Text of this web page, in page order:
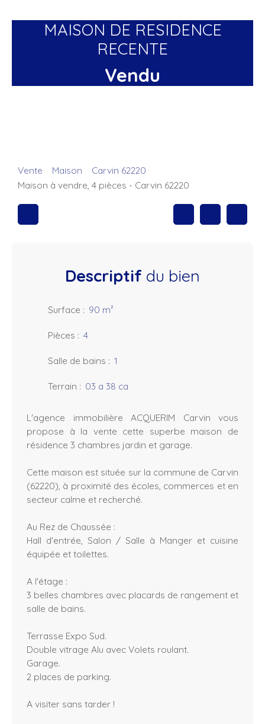
MAISON DE RESIDENCE
RECENTE
Vendu
Vente Maison
Carvin 62220
Maison à vendre, 4 pièces - Carvin 62220
Descriptif du bien
Surface : 90 m²
Pièces : 4
Salle de bains : 1
Terrain : 03 a 38 ca
L'agence immobilière ACQUERIM Carvin vous
propose à la vente cette superbe maison de
résidence 3 chambres jardin et garage.
Cette maison est située sur la commune de Carvin
(62220), à proximité des écoles, commerces et en
secteur calme et recherché.
Au Rez de Chaussée :
Hall d'entrée, Salon / Salle à Manger et cuisine
équipée et toilettes.
A l'étage :
3 belles chambres avec placards de rangement et
salle de bains.
Terrasse Expo Sud.
Double vitrage Alu avec Volets roulant.
Garage.
2 places de parking.
A visiter sans tarder !